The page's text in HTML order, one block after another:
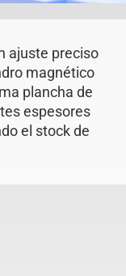
ajuste preciso
magnético
plancha de
espesores
el stock de